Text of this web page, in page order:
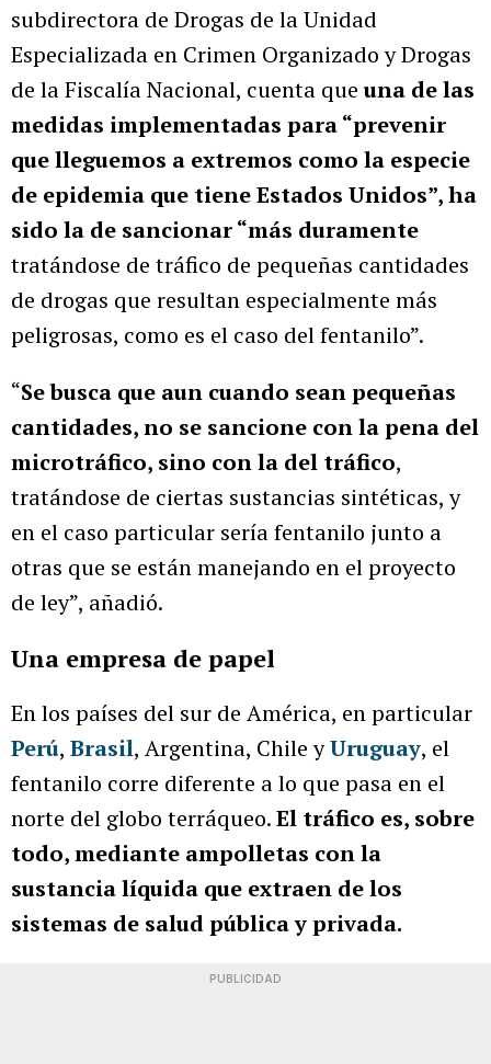
subdirectora de Drogas de la Unidad
Especializada en Crimen Organizado y Drogas
de la Fiscalía Nacional, cuenta queuna de las
medidas implementadas para “prevenir
que lleguemos a extremos como la especie
de epidemia que tiene Estados Unidos”, ha
sido la de sancionar “más duramente
tratándose de tráfico de pequeñas cantidades
de drogas que resultan especialmente más
peligrosas, como es el caso del fentanilo”.
“Se busca que aun cuando sean pequeñas
cantidades, no se sancione con la pena del
microtráfico, sino con la del tráfico,
tratándose de ciertas sustancias sintéticas, y
en el caso particular sería fentanilo junto a
otras que se están manejando en el proyecto
de ley”, añadió.
Una empresa de papel
En los países del sur de América, en particular
Perú, Brasil, Argentina, Chile yUruguay, el
fentanilo corre diferente a lo que pasa en el
norte del globo terráqueo.El tráfico es, sobre
todo, mediante ampolletas con la
sustancia líquida que extraen de los
sistemas de salud pública y privada.
PUBLICIDAD